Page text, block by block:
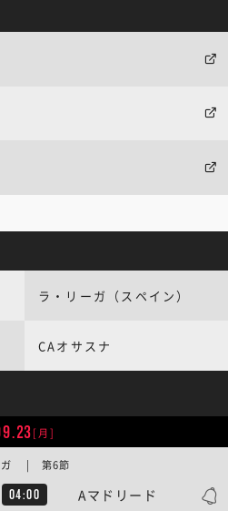
ラ・リーガ（スペイン）
CAオサスナ
[月]
04:00 Aマドリード
ガ | 第6節